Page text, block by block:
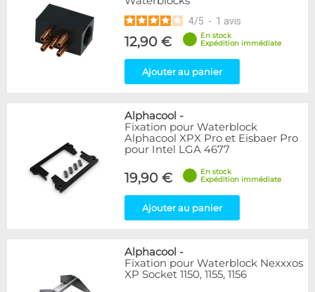
4/5 - 1 avis
12,90 €
En stock
Expédition immédiate
Ajouter au panier
Alphacool -
Fixation pour Waterblock
Alphacool XPX Pro et Eisbaer Pro
pour Intel LGA 4677
19,90 €
En stock
Expédition immédiate
Ajouter au panier
Alphacool -
Fixation pour Waterblock Nexxxos
XP Socket 1150, 1155, 1156